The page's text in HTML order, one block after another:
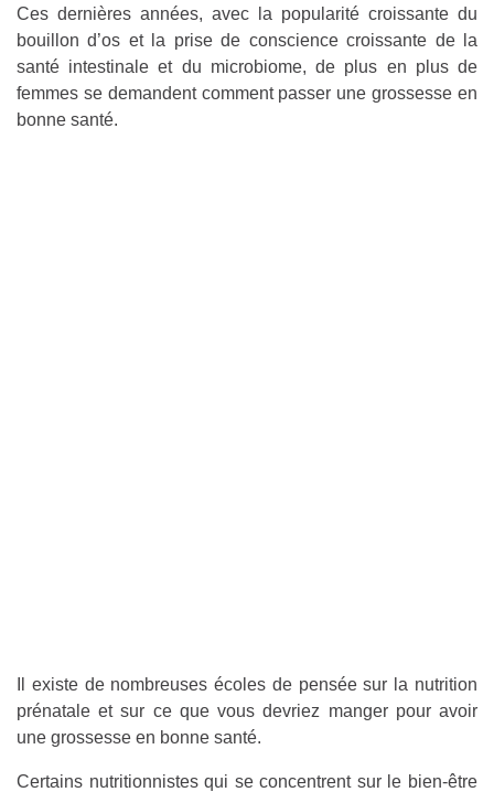
Ces dernières années, avec la popularité croissante du
bouillon d’os et la prise de conscience croissante de la
santé intestinale et du microbiome, de plus en plus de
femmes se demandent comment passer une grossesse en
bonne santé.
Il existe de nombreuses écoles de pensée sur la nutrition
prénatale et sur ce que vous devriez manger pour avoir
une grossesse en bonne santé.
Certains nutritionnistes qui se concentrent sur le bien-être